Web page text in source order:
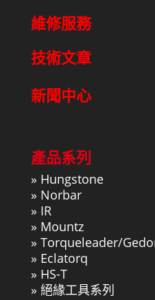
維修服務
技術文章
新聞中心
產品系列
» Hungstone
» Norbar
» IR
» Mountz
» Torqueleader/
» Eclatorq
» HS-T
» 絕緣工具系列